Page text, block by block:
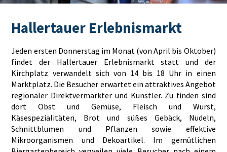
Hallertauer Erlebnismarkt
Jeden ersten Donnerstag im Monat (von April bis Oktober)
findet der Hallertauer Erlebnismarkt statt und der
Kirchplatz verwandelt sich von 14 bis 18 Uhr in einen
Marktplatz. Die Besucher erwartet ein attraktives Angebot
regionaler Direktvermarkter und Künstler. Zu finden sind
dort Obst und Gemüse, Fleisch und Wurst,
Käsespezialitäten, Brot und süßes Gebäck, Nudeln,
Schnittblumen und Pflanzen sowie effektive
Mikroorganismen und Dekoartikel. Im gemütlichen